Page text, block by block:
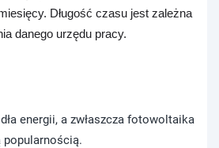
Długość czasu jest zależna
danego urzędu pracy.
energii, a zwłaszcza fotowoltaika
popularnością.